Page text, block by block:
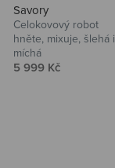
Savory
Celokovový robot
hněte, mixuje, šlehá i
míchá
Prodejní cena
5 999 Kč